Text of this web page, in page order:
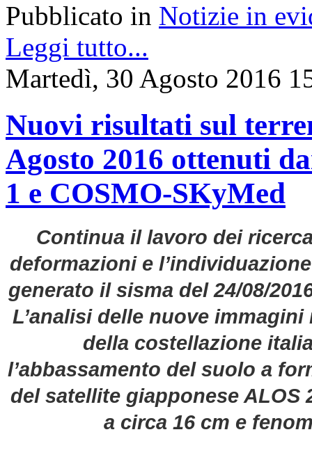
Pubblicato in Notizie in
Leggi tutto...
Martedì, 30 Agosto 2016
Nuovi risultati sul
Agosto 2016 ottenuti
1 e COSMO-SKyMed
Continua il lavoro dei
deformazioni e
generato il sisma del 24/08/
L’analisi delle nuove
della costellazione
l’abbassamento del suolo a
del satellite giapponese
a circa 16 cm e